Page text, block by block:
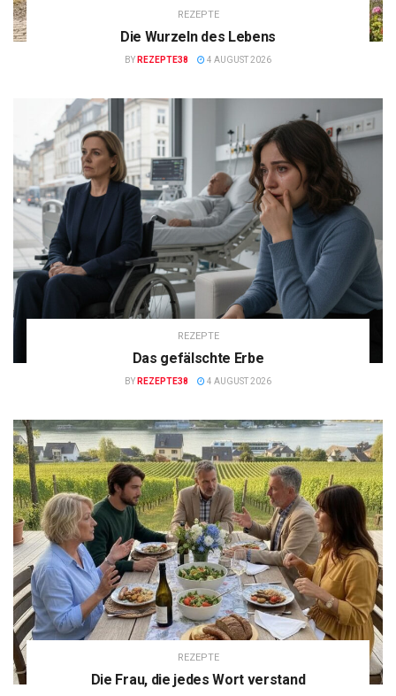
REZEPTE
Die Wurzeln des Lebens
BY REZEPTE38 4 AUGUST 2026
REZEPTE
Das gefälschte Erbe
BY REZEPTE38 4 AUGUST 2026
REZEPTE
Die Frau, die jedes Wort verstand